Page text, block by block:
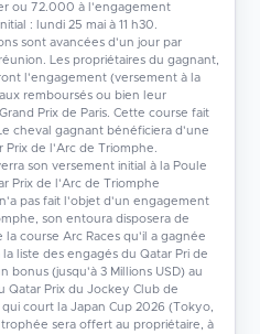
ou 72.000 à l'engagement
: lundi 25 mai à 11 h30.
sont avancées d'un jour par
Les propriétaires du gagnant,
l'engagement (versement à la
remboursés ou bien leur
Prix de Paris. Cette course fait
cheval gagnant bénéficiera d'une
de l'Arc de Triomphe.
son versement initial à la Poule
Prix de l'Arc de Triomphe
pas fait l'objet d'un engagement
son entoura disposera de
course Arc Races qu'il a gagnée
liste des engagés du Qatar Pri de
bonus (jusqu'à 3 Millions USD) au
Qatar Prix du Jockey Club de
court la Japan Cup 2026 (Tokyo,
sera offert au propriétaire, à